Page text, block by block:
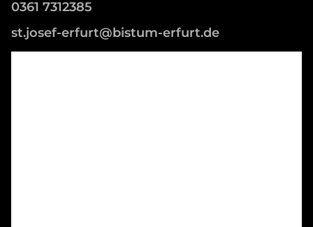
0361 7312385
st.josef-erfurt@bistum-erfurt.de